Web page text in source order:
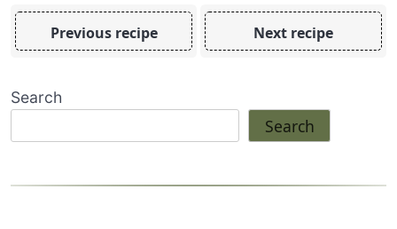
Previous recipe Next recipe
Search
Search